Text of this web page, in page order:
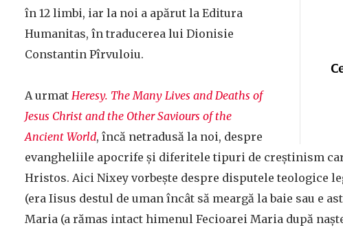
în 12 limbi, iar la noi a apărut la Editura
Humanitas, în traducerea lui Dionisie
Constantin Pîrvuloiu.
A urmat Heresy. The Many Lives and Deaths of
Jesus Christ and the Other Saviours of the
Ancient World, încă netradusă la noi, despre
evangheliile apocrife și diferitele tipuri de creștinism
Hristos. Aici Nixey vorbește despre disputele teologice
(era Iisus destul de uman încât să meargă la baie sau e
Maria (a rămas intact himenul Fecioarei Maria după